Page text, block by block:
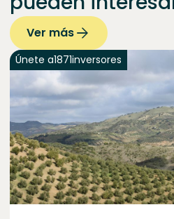
Ver más
Únete a1871inversores